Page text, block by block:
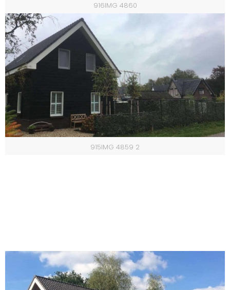
916IMG 4860
915IMG 4859 2